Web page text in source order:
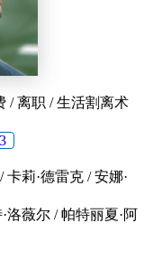
/离职 /生活割离术
3
/卡莉·德雷克 /安娜·
洛薇尔 /帕特丽夏·阿